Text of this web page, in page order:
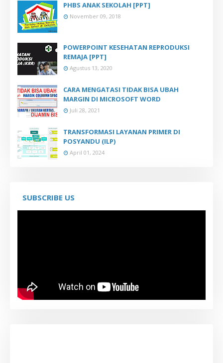
PHBS ANAK SEKOLAH [PPT]
November 09, 2018
POWERPOINT KESEHATAN REPRODUKSI
REMAJA [PPT]
Agustus 13, 2020
CARA MENGATASI TIDAK BISA UBAH
MARGIN DI MICROSOFT WORD
Juli 28, 2021
TRANSFORMASI LAYANAN PRIMER DI
POSYANDU (ILP)
April 01, 2024
SUBSCRIBE US